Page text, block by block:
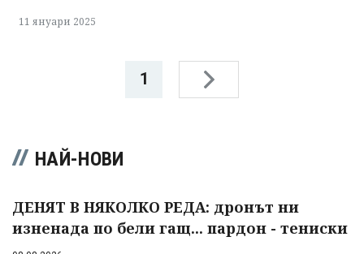
11 януари 2025
1
НАЙ-НОВИ
ДЕНЯТ В НЯКОЛКО РЕДА: дронът ни
изненада по бели гащ... пардон - тениски